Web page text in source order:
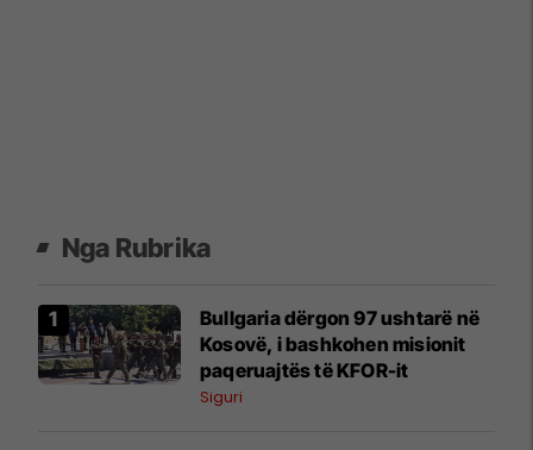
Nga Rubrika
Bullgaria dërgon 97 ushtarë në
Kosovë, i bashkohen misionit
paqeruajtës të KFOR-it
Siguri